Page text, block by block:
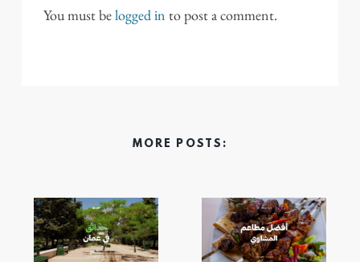
You must belogged in to post a comment.
MORE POSTS: